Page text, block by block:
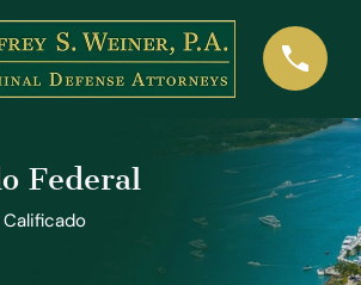
Federal